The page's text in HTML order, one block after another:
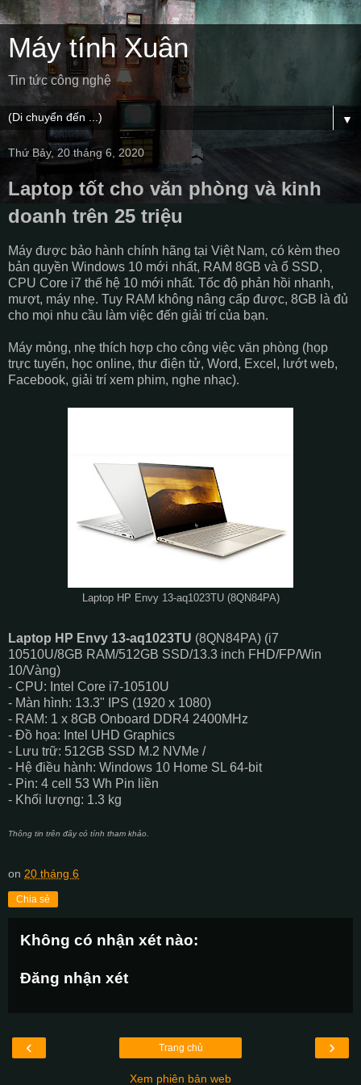
Máy tính Xuân
Tin tức công nghệ
▼
Thứ Bảy, 20 tháng 6, 2020
Laptop tốt cho văn phòng và kinh
doanh trên 25 triệu
Máy được bảo hành chính hãng tại Việt Nam, có kèm theo
bản quyền Windows 10 mới nhất, RAM 8GB và ổ SSD,
CPU Core i7 thế hệ 10 mới nhất. Tốc độ phản hồi nhanh,
mượt, máy nhẹ. Tuy RAM không nâng cấp được, 8GB là đủ
cho mọi nhu cầu làm việc đến giải trí của bạn.
Máy mỏng, nhẹ thích hợp cho công việc văn phòng (họp
trực tuyến, học online, thư điện tử, Word, Excel, lướt web,
Facebook, giải trí xem phim, nghe nhạc).
Laptop HP Envy 13-aq1023TU (8QN84PA)
Laptop HP Envy 13-aq1023TU (8QN84PA) (i7
10510U/8GB RAM/512GB SSD/13.3 inch FHD/FP/Win
10/Vàng)
- CPU: Intel Core i7-10510U
- Màn hình: 13.3" IPS (1920 x 1080)
- RAM: 1 x 8GB Onboard DDR4 2400MHz
- Đồ họa: Intel UHD Graphics
- Lưu trữ: 512GB SSD M.2 NVMe /
- Hệ điều hành: Windows 10 Home SL 64-bit
- Pin: 4 cell 53 Wh Pin liền
- Khối lượng: 1.3 kg
Thông tin trên đây có tính tham khảo.
on 20 tháng 6
Chia sẻ
Không có nhận xét nào:
Đăng nhận xét
‹ ›
Trang chủ
Xem phiên bản web